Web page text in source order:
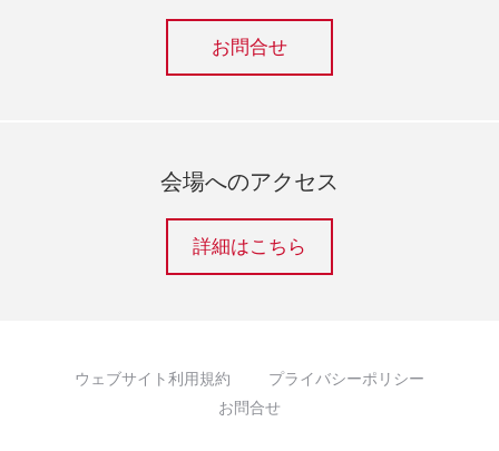
お問合せ
会場へのアクセス
詳細はこちら
ウェブサイト利用規約
プライバシーポリシー
お問合せ